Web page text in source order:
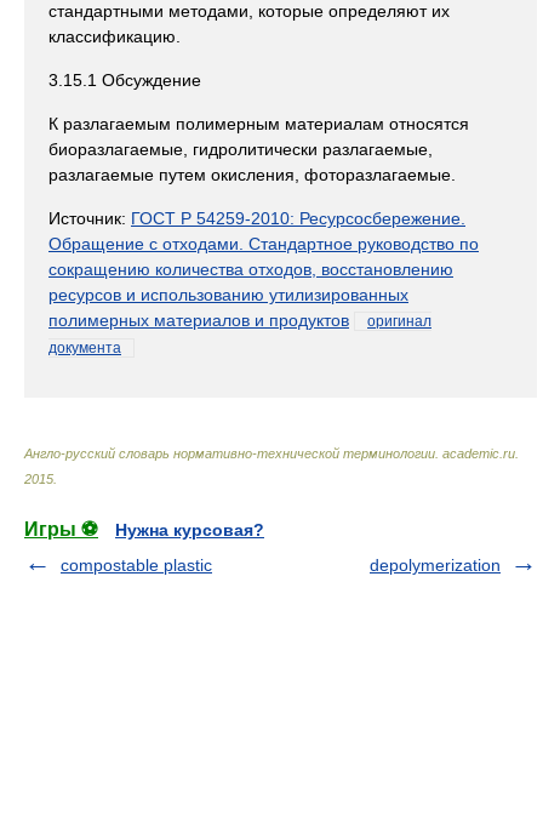
стандартными методами, которые определяют их
классификацию.
3.15.1 Обсуждение
К разлагаемым полимерным материалам относятся
биоразлагаемые, гидролитически разлагаемые,
разлагаемые путем окисления, фоторазлагаемые.
Источник: ГОСТ Р 54259-2010: Ресурсосбережение.
Обращение с отходами. Стандартное руководство по
сокращению количества отходов, восстановлению
ресурсов и использованию утилизированных
полимерных материалов и продуктов
оригинал
документа
Англо-русский словарь нормативно-технической терминологии academic.ru
2015
Игры ⚽
Нужна курсовая?
compostable plastic
depolymerization